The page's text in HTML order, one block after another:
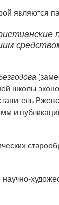
являются
школы
и